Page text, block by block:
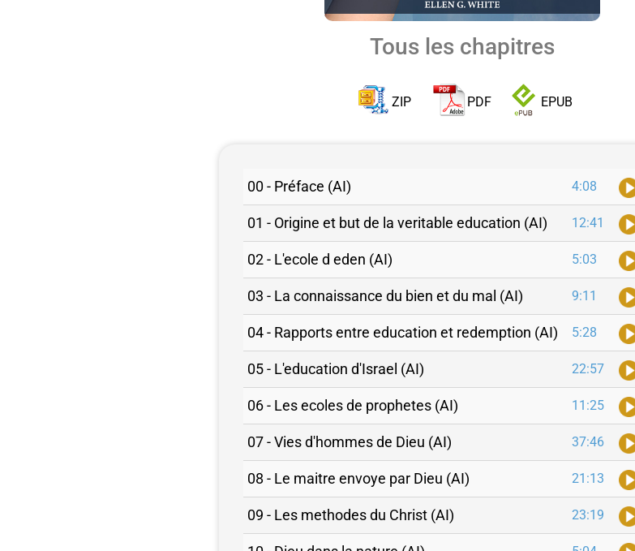
Tous les chapitres
ZIP PDF EPUB
00 - Préface (AI) 4:08
01 - Origine et but de la veritable education (AI) 12:41
02 - L'ecole d eden (AI) 5:03
03 - La connaissance du bien et du mal (AI) 9:11
04 - Rapports entre education et redemption (AI) 5:28
05 - L'education d'Israel (AI) 22:57
06 - Les ecoles de prophetes (AI) 11:25
07 - Vies d'hommes de Dieu (AI) 37:46
08 - Le maitre envoye par Dieu (AI) 21:13
09 - Les methodes du Christ (AI) 23:19